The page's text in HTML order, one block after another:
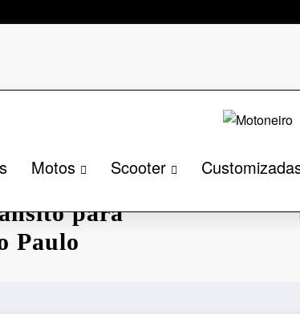
Motos Scooter
Treinamento
para
Paulo